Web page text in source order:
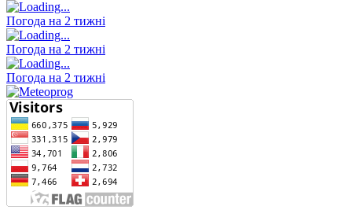
Погода на 2 тижні
Погода на 2 тижні
Погода на 2 тижні